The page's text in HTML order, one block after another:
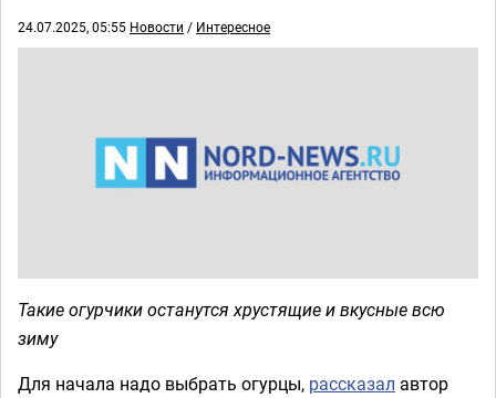
24.07.2025, 05:55 Новости / Интересное
Такие огурчики останутся хрустящие и вкусные всю
зиму
Для начала надо выбрать огурцы, рассказал автор